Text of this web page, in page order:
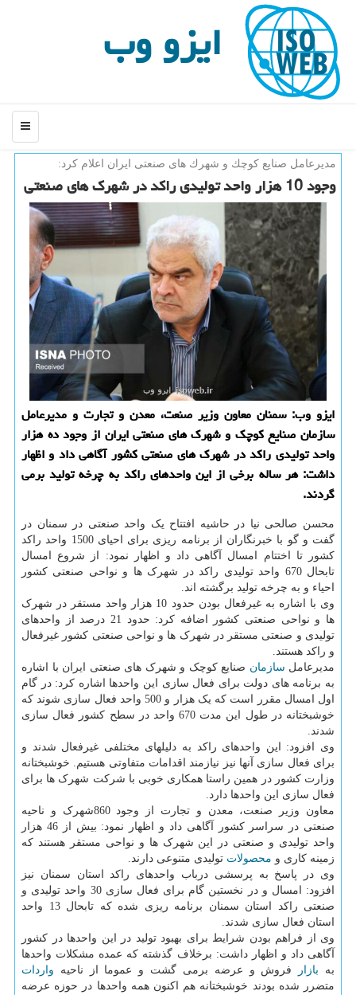
ایزو وب
منو
مدیرعامل صنایع كوچك و شهرك های صنعتی ایران اعلام كرد:
وجود 10 هزار واحد تولیدی راكد در شهرك های صنعتی
ایزو وب: سمنان معاون وزیر صنعت، معدن و تجارت و مدیرعامل
سازمان صنایع كوچك و شهرك های صنعتی ایران از وجود ده هزار
واحد تولیدی راكد در شهرك های صنعتی كشور آگاهی داد و اظهار
داشت: هر ساله برخی از این واحدهای راكد به چرخه تولید برمی
گردند.
محسن صالحی نیا در حاشیه افتتاح یک واحد صنعتی در سمنان در
گفت و گو با خبرنگاران از برنامه ریزی برای احیای 1500 واحد راکد
کشور تا اختتام امسال آگاهی داد و اظهار نمود: از شروع امسال
تابحال 670 واحد تولیدی راکد در شهرک ها و نواحی صنعتی کشور
احیاء و به چرخه تولید برگشته اند.
وی با اشاره به غیرفعال بودن حدود 10 هزار واحد مستقر در شهرک
ها و نواحی صنعتی کشور اضافه کرد: حدود 21 درصد از واحدهای
تولیدی و صنعتی مستقر در شهرک ها و نواحی صنعتی کشور غیرفعال
و راکد هستند.
مدیرعامل سازمان صنایع کوچک و شهرک های صنعتی ایران با اشاره
به برنامه های دولت برای فعال سازی این واحدها اشاره کرد: در گام
اول امسال مقرر است که یک هزار و 500 واحد فعال سازی شوند که
خوشبختانه در طول این مدت 670 واحد در سطح کشور فعال سازی
شدند.
وی افزود: این واحدهای راکد به دلیلهای مختلفی غیرفعال شدند و
برای فعال سازی آنها نیز نیازمند اقدامات متفاوتی هستیم. خوشبختانه
وزارت کشور در همین راستا همکاری خوبی با شرکت شهرک ها برای
فعال سازی این واحدها دارد.
معاون وزیر صنعت، معدن و تجارت از وجود 860شهرک و ناحیه
صنعتی در سراسر کشور آگاهی داد و اظهار نمود: بیش از 46 هزار
واحد تولیدی و صنعتی در این شهرک ها و نواحی مستقر هستند که
زمینه کاری و محصولات تولیدی متنوعی دارند.
وی در پاسخ به پرسشی درباب واحدهای راکد استان سمنان نیز
افزود: امسال و در نخستین گام برای فعال سازی 30 واحد تولیدی و
صنعتی راکد استان سمنان برنامه ریزی شده که تابحال 13 واحد
استان فعال سازی شدند.
وی از فراهم بودن شرایط برای بهبود تولید در این واحدها در کشور
آگاهی داد و اظهار داشت: برخلاف گذشته که عمده مشکلات واحدها
به بازار فروش و عرضه برمی گشت و عموما از ناحیه واردات
متضرر شده بودند خوشبختانه هم اکنون همه واحدها در حوزه عرضه